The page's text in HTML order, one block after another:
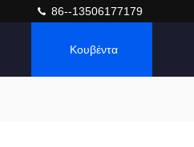
86--13506177179
Κουβέντα